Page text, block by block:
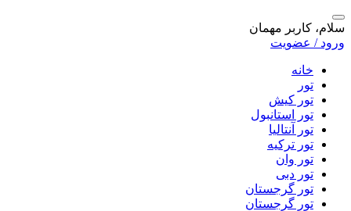
سلام، کاربر مهمان
ورود / عضویت
خانه
تور
تور کیش
تور استانبول
تور آنتالیا
تور ترکیه
تور وان
تور دبی
تور گرجستان
تور گرجستان